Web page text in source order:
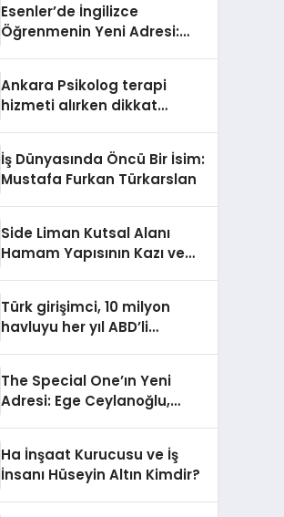
Esenler’de İngilizce
Öğrenmenin Yeni Adresi:
Ankara Psikolog terapi
hizmeti alırken dikkat
İş Dünyasında Öncü Bir İsim:
Mustafa Furkan Türkarslan
Side Liman Kutsal Alanı
Hamam Yapısının Kazı ve
Katkılarıyla Tamamlandı
Türk girişimci, 10 milyon
havluyu her yıl ABD’li
The Special One’ın Yeni
Adresi: Ege Ceylanoğlu,
Geldi!
Ha İnşaat Kurucusu ve İş
İnsanı Hüseyin Altın Kimdir?